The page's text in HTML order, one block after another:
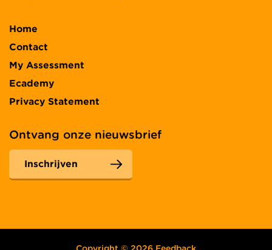
Home
Contact
My Assessment
Ecademy
Privacy Statement
Ontvang onze nieuwsbrief
Inschrijven